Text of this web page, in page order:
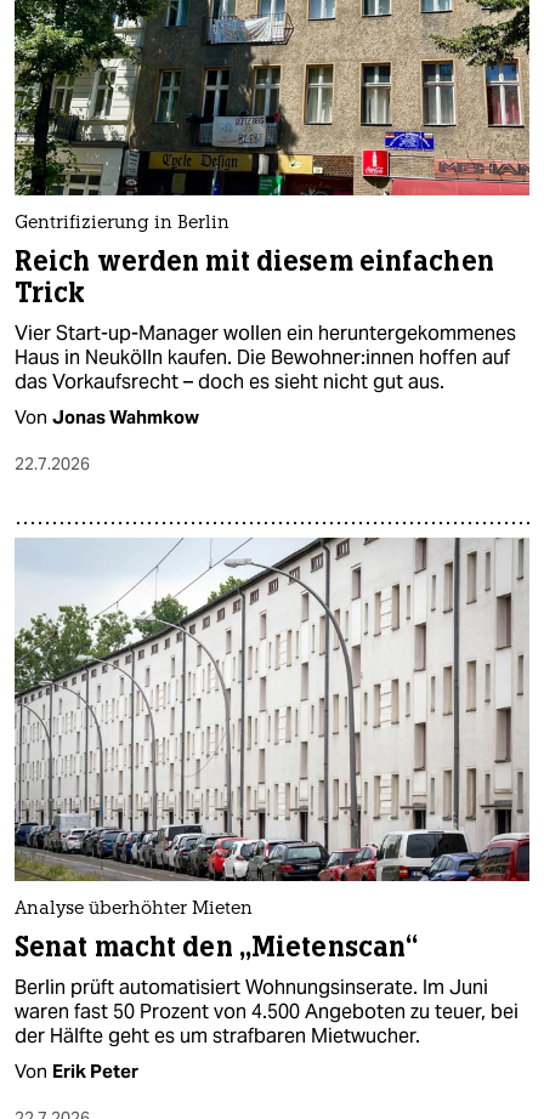
Gentrifizierung in Berlin
Reich werden mit diesem einfachen
Trick
Vier Start-up-Manager wollen ein heruntergekommenes
Haus in Neukölln kaufen. Die Be­woh­ne­r:in­nen hoffen auf
das Vorkaufsrecht – doch es sieht nicht gut aus.
Von Jonas Wahmkow
22.7.2026
Analyse überhöhter Mieten
Senat macht den „Mietenscan“
Berlin prüft automatisiert Wohnungsinserate. Im Juni
waren fast 50 Prozent von 4.500 Angeboten zu teuer, bei
der Hälfte geht es um strafbaren Mietwucher.
Von Erik Peter